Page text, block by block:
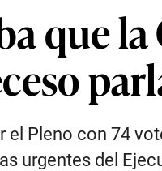
que
el Pleno con 74
urgentes del